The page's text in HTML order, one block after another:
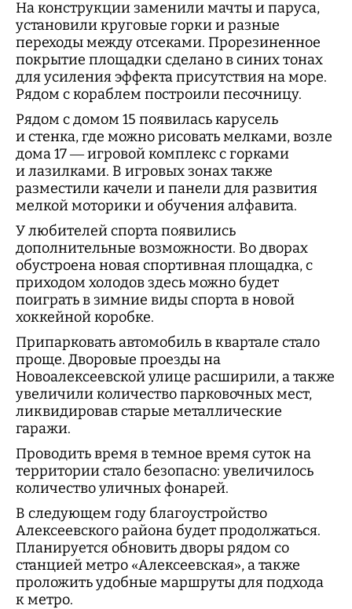
На конструкции заменили мачты и паруса,
установили круговые горки и разные
переходы между отсеками. Прорезиненное
покрытие площадки сделано в синих тонах
для усиления эффекта присутствия на море.
Рядом с кораблем построили песочницу.
Рядом с домом 15 появилась карусель
и стенка, где можно рисовать мелками, возле
дома 17 — игровой комплекс с горками
и лазилками. В игровых зонах также
разместили качели и панели для развития
мелкой моторики и обучения алфавита.
У любителей спорта появились
дополнительные возможности. Во дворах
обустроена новая спортивная площадка, с
приходом холодов здесь можно будет
поиграть в зимние виды спорта в новой
хоккейной коробке.
Припарковать автомобиль в квартале стало
проще. Дворовые проезды на
Новоалексеевской улице расширили, а также
увеличили количество парковочных мест,
ликвидировав старые металлические
гаражи.
Проводить время в темное время суток на
территории стало безопасно: увеличилось
количество уличных фонарей.
В следующем году благоустройство
Алексеевского района будет продолжаться.
Планируется обновить дворы рядом со
станцией метро «Алексеевская», а также
проложить удобные маршруты для подхода
к метро.